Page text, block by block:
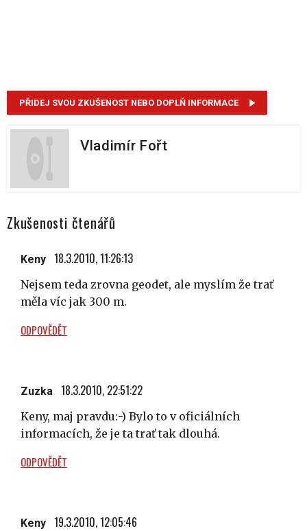
PŘIDEJ SVOU ZKUŠENOST NEBO DOPLŇ INFORMACE
Vladimír Fořt
Zkušenosti čtenářů
Keny 18.3.2010, 11:26:13
Nejsem teda zrovna geodet, ale myslím že trať
měla víc jak 300 m.
ODPOVĚDĚT
Zuzka 18.3.2010, 22:51:22
Keny, maj pravdu:-) Bylo to v oficiálních
informacích, že je ta trať tak dlouhá.
ODPOVĚDĚT
Keny 19.3.2010, 12:05:46